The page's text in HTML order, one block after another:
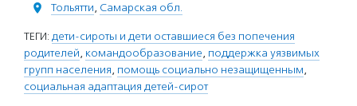
Тольятти, Самарская обл.
ТЕГИ: дети-сироты и дети оставшиеся без попечения
родителей, командообразование, поддержка уязвимых
групп населения, помощь социально незащищенным,
социальная адаптация детей-сирот